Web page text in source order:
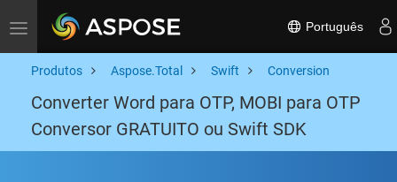
Toggle navigation Português
Produtos Aspose.Total Swift Conversion
Converter Word para OTP, MOBI para OTP
Conversor GRATUITO ou Swift SDK